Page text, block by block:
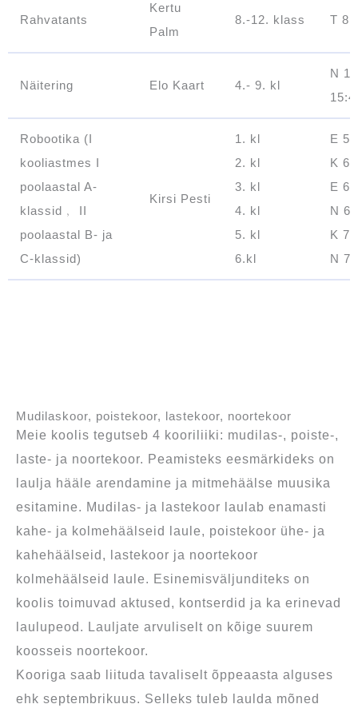
Rahvatants
Kertu
Palm
8.-12. klass T
Näitering Elo Kaart 4.- 9. kl
N
Robootika (I
kooliastmes I
poolaastal A-
klassid﹐ II
poolaastal B- ja
C-klassid)
Kirsi Pesti
1. kl
2. kl
3. kl
4. kl
5. kl
6.kl
E 5.t
K 6.t
E 6.t
N 6.t
K 7.t
N 7.t
Mudilaskoor, poistekoor, lastekoor, noortekoor
Meie koolis tegutseb 4 kooriliiki: mudilas-, poiste-,
laste- ja noortekoor. Peamisteks eesmärkideks on
laulja hääle arendamine ja mitmehäälse muusika
esitamine. Mudilas- ja lastekoor laulab enamasti
kahe- ja kolmehäälseid laule, poistekoor ühe- ja
kahehäälseid, lastekoor ja noortekoor
kolmehäälseid laule. Esinemisväljunditeks on
koolis toimuvad aktused, kontserdid ja ka erinevad
laulupeod. Lauljate arvuliselt on kõige suurem
koosseis noortekoor.
Kooriga saab liituda tavaliselt õppeaasta alguses
ehk septembrikuus. Selleks tuleb laulda mõned